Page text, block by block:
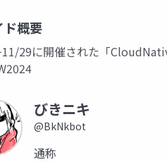
ド概要
29に開催された「
びきニキ
@BkNkbot
通称